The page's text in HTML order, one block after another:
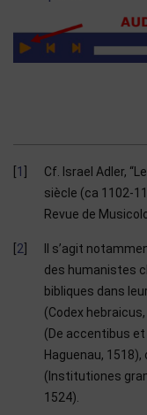
1
Cf. Israel Adler,
siècle (ca 1102-
Revue de
2
Il s’agit
des humanistes
bibliques dans
(Codex
(De accentibus
Haguenau,
(Institutiones
1524).